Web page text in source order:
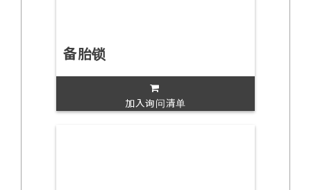
备胎锁
加入询问清单